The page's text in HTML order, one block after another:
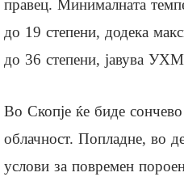
правец. Минималната
до 19 степени, додека
до 36 степени, јавува
Во Скопје ќе биде
облачност. Попладне, во
услови за повремен